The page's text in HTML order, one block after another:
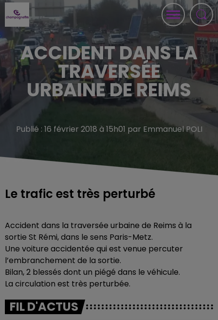
ACCIDENT DANS LA
TRAVERSÉE
URBAINE DE REIMS
Publié : 16 février 2018 à 15h01 par Emmanuel POLI
Le trafic est très perturbé
Accident dans la traversée urbaine de Reims à la
sortie St Rémi, dans le sens Paris-Metz.
Une voiture accidentée qui est venue percuter
l’embranchement de la sortie.
Bilan, 2 blessés dont un piégé dans le véhicule.
La circulation est très perturbée.
FIL D'ACTUS